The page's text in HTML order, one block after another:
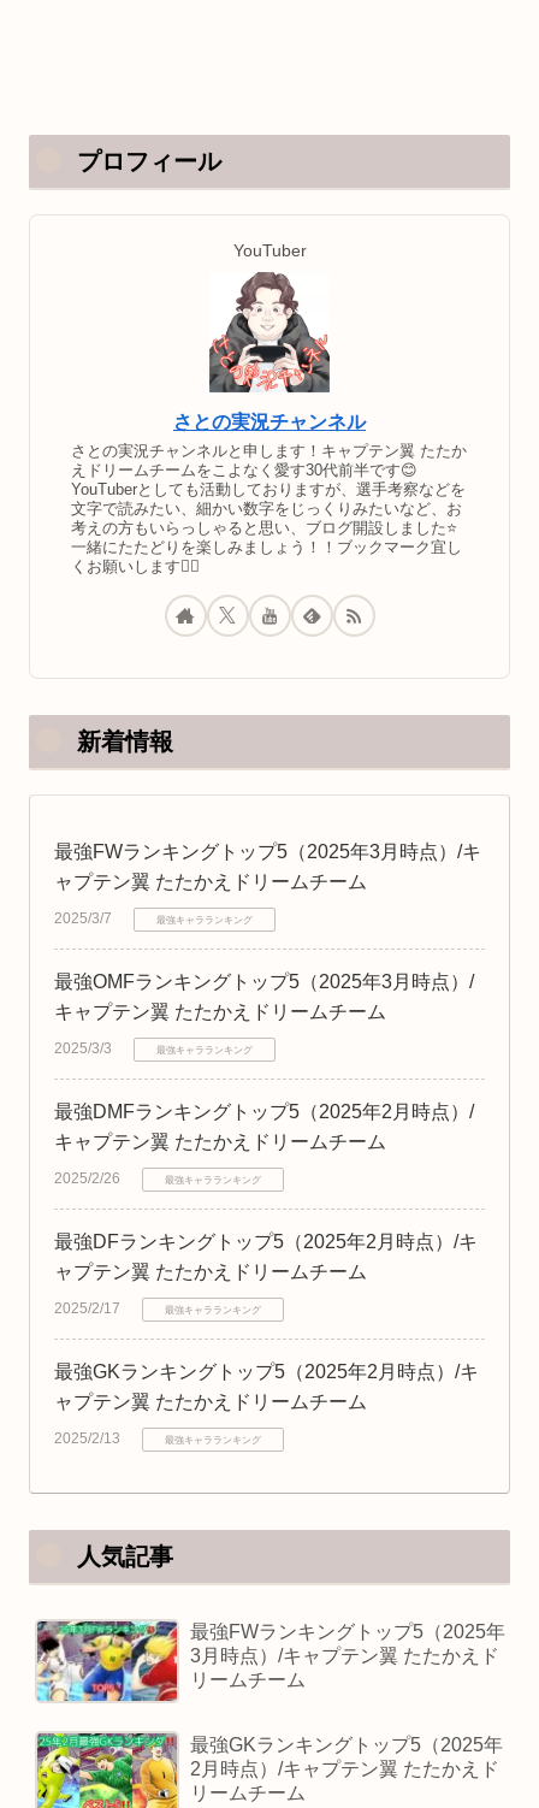
プロフィール
YouTuber
さとの実況チャンネル
さとの実況チャンネルと申します！キャプテン翼 たたか
えドリームチームをこよなく愛す30代前半です😊
YouTuberとしても活動しておりますが、選手考察などを
文字で読みたい、細かい数字をじっくりみたいなど、お
考えの方もいらっしゃると思い、ブログ開設しました⭐️
一緒にたたどりを楽しみましょう！！ブックマーク宜し
くお願いします🙇‍♂️
新着情報
最強FWランキングトップ5（2025年3月時点）/キ
ャプテン翼 たたかえドリームチーム
2025/3/7 最強キャラランキング
最強OMFランキングトップ5（2025年3月時点）/
キャプテン翼 たたかえドリームチーム
2025/3/3 最強キャラランキング
最強DMFランキングトップ5（2025年2月時点）/
キャプテン翼 たたかえドリームチーム
2025/2/26 最強キャラランキング
最強DFランキングトップ5（2025年2月時点）/キ
ャプテン翼 たたかえドリームチーム
2025/2/17 最強キャラランキング
最強GKランキングトップ5（2025年2月時点）/キ
ャプテン翼 たたかえドリームチーム
2025/2/13 最強キャラランキング
人気記事
最強FWランキングトップ5（2025年
3月時点）/キャプテン翼 たたかえド
リームチーム
最強GKランキングトップ5（2025年
2月時点）/キャプテン翼 たたかえド
リームチーム